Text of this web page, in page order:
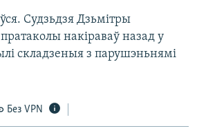
Судзьдзя Дзьмітры
накіраваў назад у
складзеныя з парушэньнямі
Без VPN